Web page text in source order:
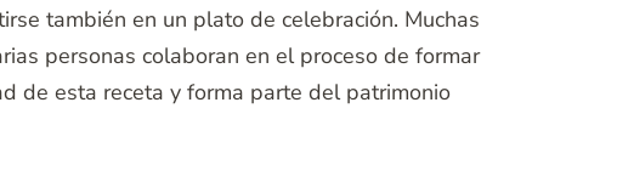
también en un plato de celebración. Muchas
personas colaboran en el proceso de formar
de esta receta y forma parte del patrimonio